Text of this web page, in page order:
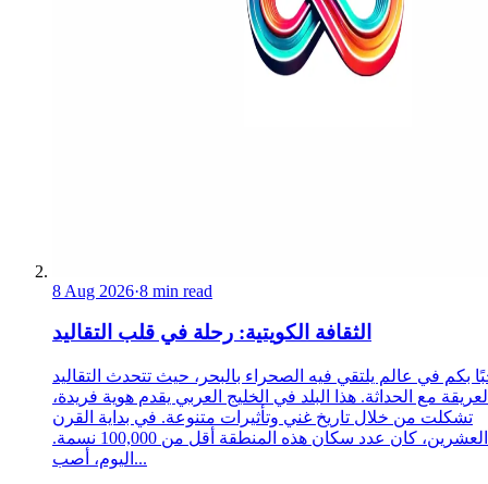
8 Aug 2026·8 min read
الثقافة الكويتية: رحلة في قلب التقاليد
بكم في عالم يلتقي فيه الصحراء بالبحر، حيث تتحدث التقاليد
مع الحداثة. هذا البلد في الخليج العربي يقدم هوية فريدة،
تشكلت من خلال تاريخ غني وتأثيرات متنوعة. في بداية القرن
العشرين، كان عدد سكان هذه المنطقة أقل من 100,000 نسمة.
اليوم، أصب...